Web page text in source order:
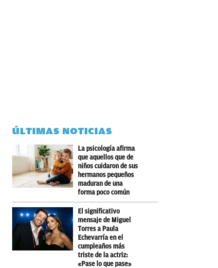
ÚLTIMAS NOTICIAS
La psicología afirma
que aquellos que de
niños cuidaron de sus
hermanos pequeños
maduran de una
forma poco común
El significativo
mensaje de Miguel
Torres a Paula
Echevarría en el
cumpleaños más
triste de la actriz:
«Pase lo que pase»